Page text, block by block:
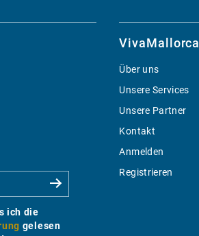
ich die
gelesen
VivaMallorca
Über uns
Unsere Services
Unsere Partner
Kontakt
Anmelden
Registrieren